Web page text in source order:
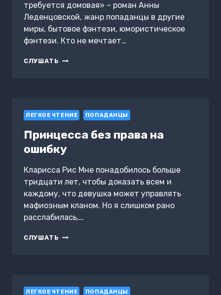
требуется домовая» – роман Анны
Леденцовской, жанр попаданцы в другие
миры, бытовое фэнтези, юмористическое
фэнтези. Кто не мечтает…
СЛУШАТЬ В
ЛЕГКОЕ ЧТЕНИЕ ПОПАДАНЦЫ
Принцесса без права на
ошибку
Кларисса Рис Мне понадобилось больше
тридцати лет, чтобы доказать всем и
каждому, что девушка может управлять
мафиозным кланом. Но я слишком рано
расслабилась,…
СЛУШАТЬ ПРИНЦЕССА
ЛЕГКОЕ ЧТЕНИЕ ПОПАДАНЦЫ